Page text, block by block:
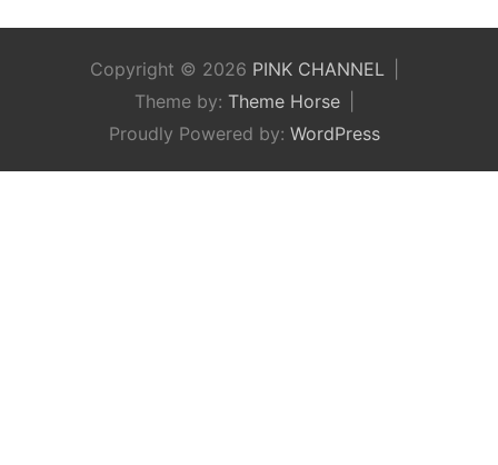
Copyright © 2026 PINK CHANNEL
Theme by: Theme Horse
Proudly Powered by: WordPress